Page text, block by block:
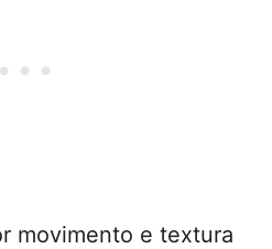
movimento e textura